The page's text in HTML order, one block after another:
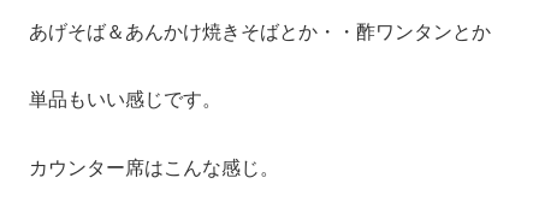
あげそば＆あんかけ焼きそばとか・・酢ワンタンとか
単品もいい感じです。
カウンター席はこんな感じ。